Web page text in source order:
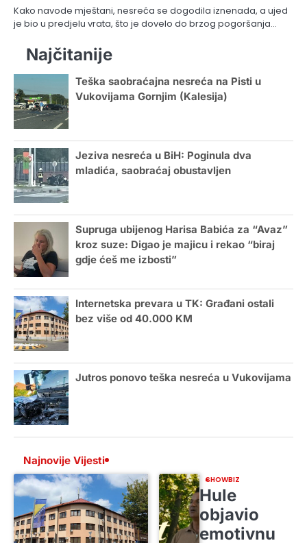
Kako navode mještani, nesreća se dogodila iznenada, a ujed
je bio u predjelu vrata, što je dovelo do brzog pogoršanja…
Najčitanije
Teška saobraćajna nesreća na Pisti u
Vukovijama Gornjim (Kalesija)
Jeziva nesreća u BiH: Poginula dva
mladića, saobraćaj obustavljen
Supruga ubijenog Harisa Babića za “Avaz”
kroz suze: Digao je majicu i rekao “biraj
gdje ćeš me izbosti”
Internetska prevara u TK: Građani ostali
bez više od 40.000 KM
Jutros ponovo teška nesreća u Vukovijama
Najnovije Vijesti
SHOWBIZ
Hule
objavio
emotivnu